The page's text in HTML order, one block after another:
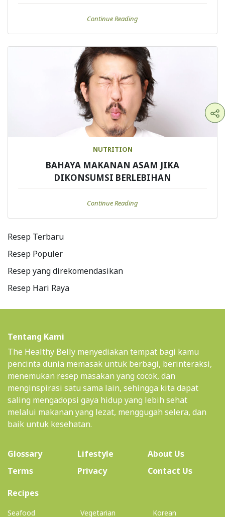
Continue Reading
NUTRITION
BAHAYA MAKANAN ASAM JIKA
DIKONSUMSI BERLEBIHAN
Continue Reading
Resep Terbaru
Resep Populer
Resep yang direkomendasikan
Resep Hari Raya
Tentang Kami
The Healthy Belly menyediakan tempat bagi kamu
pencinta dunia memasak untuk berbagi, berinteraksi,
menemukan resep masakan yang cocok, dan
menginspirasi satu sama lain, sehingga kita dapat
saling mengadopsi gaya hidup yang lebih sehat
melalui makanan yang lezat, menggugah selera, dan
baik untuk kesehatan.
Glossary Lifestyle About Us(current)
Terms
Privacy
Contact Us
Recipes(current)
Seafood Vegetarian Korean